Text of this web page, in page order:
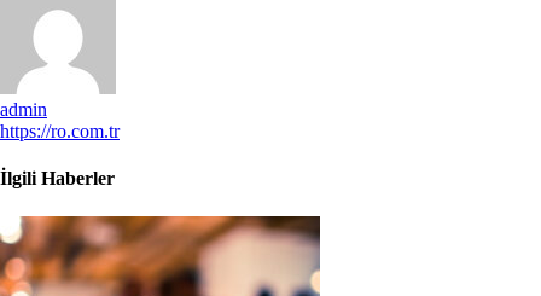
admin
https://ro.com.tr
İlgili Haberler